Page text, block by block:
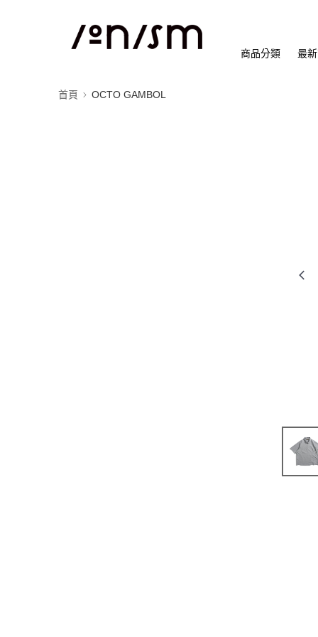
商品分類 最
首頁 OCTO GAMBOL